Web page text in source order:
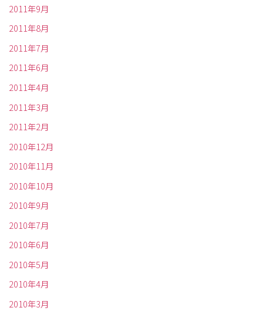
2011年9月
2011年8月
2011年7月
2011年6月
2011年4月
2011年3月
2011年2月
2010年12月
2010年11月
2010年10月
2010年9月
2010年7月
2010年6月
2010年5月
2010年4月
2010年3月